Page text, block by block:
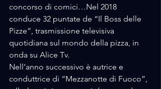
concorso di comici…Nel 2018
conduce 32 puntate de “Il Boss delle
Pizze”, trasmissione televisiva
quotidiana sul mondo della pizza, in
onda su Alice Tv.
Nell’anno successivo è autrice e
conduttrice di “Mezzanotte di Fuoco”,